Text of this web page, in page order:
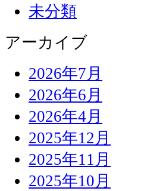
未分類
アーカイブ
2026年7月
2026年6月
2026年4月
2025年12月
2025年11月
2025年10月